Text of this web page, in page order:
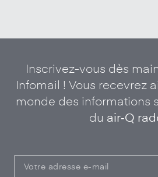
Inscrivez-vous dès
Infomail ! Vous recevrez
monde des informations
du air‑Q